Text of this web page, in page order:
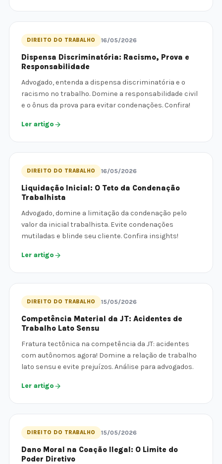
DIREITO DO TRABALHO 16/05/2026
Dispensa Discriminatória: Racismo, Prova e
Responsabilidade
Advogado, entenda a dispensa discriminatória e o
racismo no trabalho. Domine a responsabilidade civil
e o ônus da prova para evitar condenações. Confira!
Ler artigo
DIREITO DO TRABALHO 16/05/2026
Liquidação Inicial: O Teto da Condenação
Trabalhista
Advogado, domine a limitação da condenação pelo
valor da inicial trabalhista. Evite condenações
mutiladas e blinde seu cliente. Confira insights!
Ler artigo
DIREITO DO TRABALHO 15/05/2026
Competência Material da JT: Acidentes de
Trabalho Lato Sensu
Fratura tectônica na competência da JT: acidentes
com autônomos agora! Domine a relação de trabalho
lato sensu e evite prejuízos. Análise para advogados.
Ler artigo
DIREITO DO TRABALHO 15/05/2026
Dano Moral na Coação Ilegal: O Limite do
Poder Diretivo